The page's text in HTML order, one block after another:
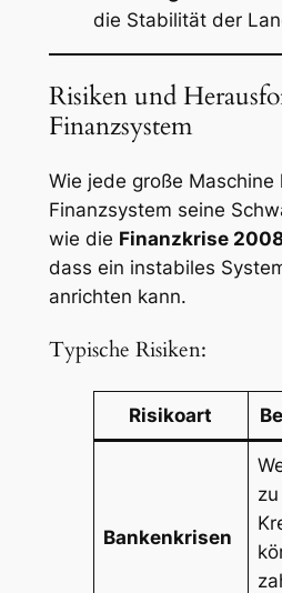
die Stabilität der
Risiken und
Finanzsystem
Wie jede große Maschine
Finanzsystem seine
wie die Finanzkrise
dass ein instabiles
anrichten kann.
Typische Risiken:
Risikoart
Bankenkrisen